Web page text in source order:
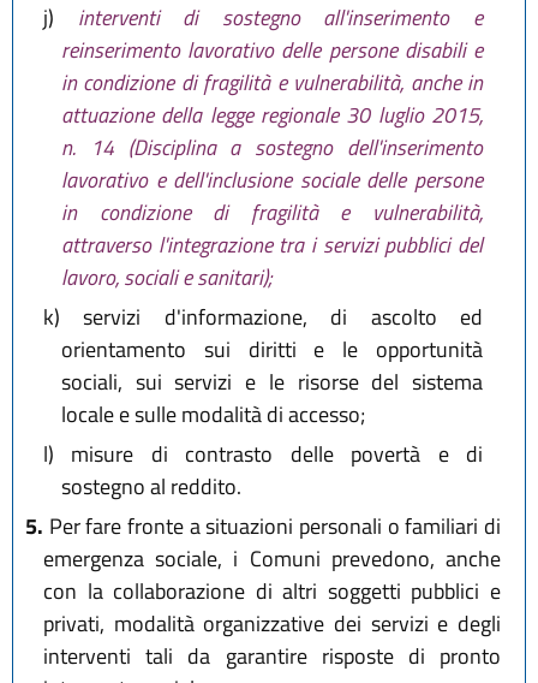
j)
interventi di sostegno all'inserimento e
reinserimento lavorativo delle persone disabili e
in condizione di fragilità e vulnerabilità, anche in
attuazione della legge regionale 30 luglio 2015,
n. 14 (Disciplina a sostegno dell'inserimento
lavorativo e dell'inclusione sociale delle persone
in condizione di fragilità e vulnerabilità,
attraverso l'integrazione tra i servizi pubblici del
lavoro, sociali e sanitari);
k) servizi d'informazione, di ascolto ed
orientamento sui diritti e le opportunità
sociali, sui servizi e le risorse del sistema
locale e sulle modalità di accesso;
l) misure di contrasto delle povertà e di
sostegno al reddito.
5. Per fare fronte a situazioni personali o familiari di
emergenza sociale, i Comuni prevedono, anche
con la collaborazione di altri soggetti pubblici e
privati, modalità organizzative dei servizi e degli
interventi tali da garantire risposte di pronto